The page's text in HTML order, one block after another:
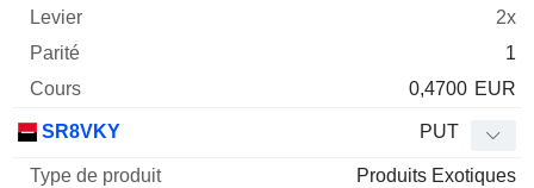
2x
1
0,4700 EUR
SR8VKY PUT
Produits Exotiques